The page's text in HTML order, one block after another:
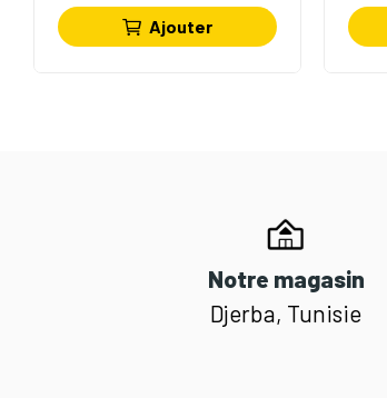
Ajouter
Notre magasin
Djerba, Tunisie